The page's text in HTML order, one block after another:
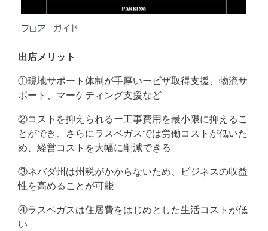
出店メリット
①現地サポート体制が手厚いービザ取得支援、物流サ
ポート、マーケティング支援など
②コストを抑えられるー工事費用を最小限に抑えるこ
とができ、さらにラスベガスでは労働コストが低いた
め、経営コストを大幅に削減できる
③ネバダ州は州税がかからないため、ビジネスの収益
性を高めることが可能
④ラスベガスは住居費をはじめとした生活コストが低
い